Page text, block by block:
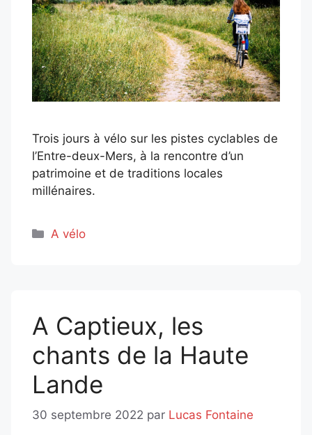
Trois jours à vélo sur les pistes cyclables de
l’Entre-deux-Mers, à la rencontre d’un
patrimoine et de traditions locales
millénaires.
Catégories
A vélo
A Captieux, les
chants de la Haute
Lande
30 septembre 2022 par Lucas Fontaine